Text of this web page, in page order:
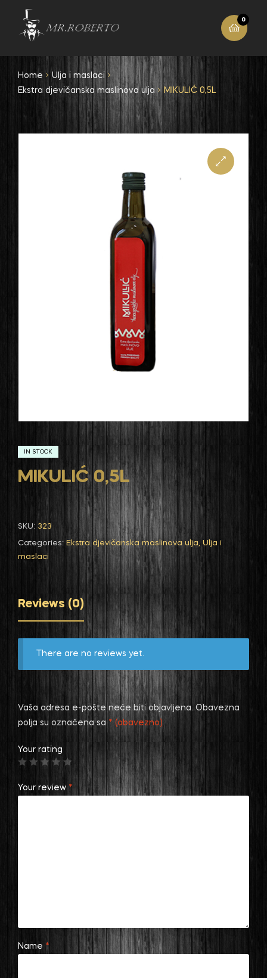
0
Home
Ulja i maslaci
Ekstra djevičanska maslinova ulja
MIKULIĆ 0,5L
IN STOCK
MIKULIĆ 0,5L
SKU: 323
Categories: Ekstra djevičanska maslinova ulja
Ulja i
maslaci
Reviews (0)
There are no reviews yet.
Vaša adresa e-pošte neće biti objavljena. Obavezna
polja su označena sa * (obavezno)
Your rating
Your review *
Name *